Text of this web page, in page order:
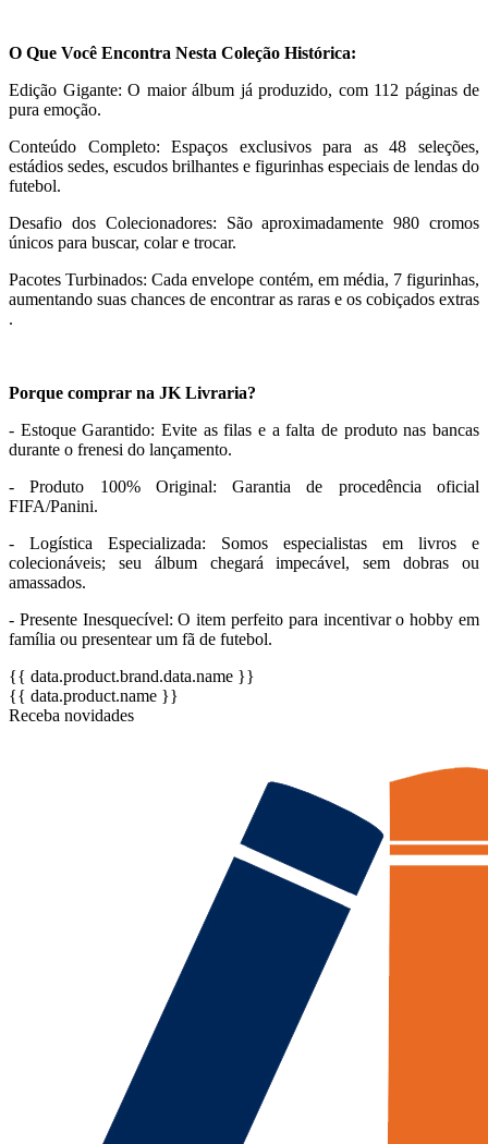
O Que Você Encontra Nesta Coleção Histórica:
Edição Gigante: O maior álbum já produzido, com 112 páginas de
pura emoção.
Conteúdo Completo: Espaços exclusivos para as 48 seleções,
estádios sedes, escudos brilhantes e figurinhas especiais de lendas do
futebol.
Desafio dos Colecionadores: São aproximadamente 980 cromos
únicos para buscar, colar e trocar.
Pacotes Turbinados: Cada envelope contém, em média, 7 figurinhas,
aumentando suas chances de encontrar as raras e os cobiçados extras
.
Porque comprar na JK Livraria?
- Estoque Garantido: Evite as filas e a falta de produto nas bancas
durante o frenesi do lançamento.
- Produto 100% Original: Garantia de procedência oficial
FIFA/Panini.
- Logística Especializada: Somos especialistas em livros e
colecionáveis; seu álbum chegará impecável, sem dobras ou
amassados.
- Presente Inesquecível: O item perfeito para incentivar o hobby em
família ou presentear um fã de futebol.
{{ data.product.brand.data.name }}
{{ data.product.name }}
Receba novidades